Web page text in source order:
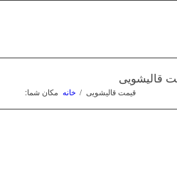
قالیشویی
مکان شما: خانه / قیمت قالیشویی